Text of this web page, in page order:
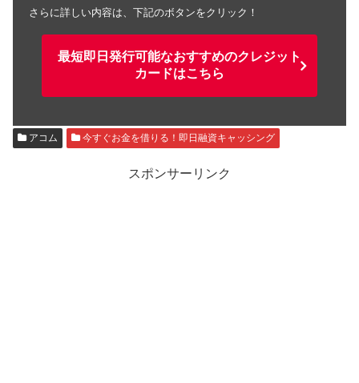
さらに詳しい内容は、下記のボタンをクリック！
最短即日発行可能なおすすめのクレジット
カードはこちら
アコム 今すぐお金を借りる！即日融資キャッシング
スポンサーリンク